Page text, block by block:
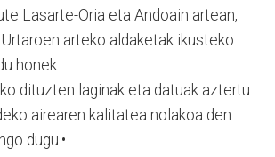
Lasarte-Oria eta Andoain artean,
arteko aldaketak ikusteko
honek.
dituzten laginak eta datuak aztertu
airearen kalitatea nolakoa den
dugu.•